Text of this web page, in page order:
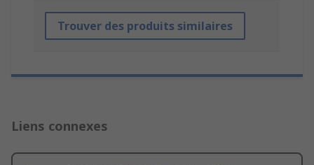
Trouver des produits similaires
Liens connexes